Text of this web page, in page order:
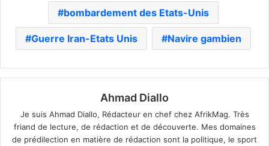
bombardement des Etats-Unis
Guerre Iran-Etats Unis Navire gambien
Ahmad Diallo
Je suis Ahmad Diallo, Rédacteur en chef chez AfrikMag. Très
friand de lecture, de rédaction et de découverte. Mes domaines
de prédilection en matière de rédaction sont la politique, le sport